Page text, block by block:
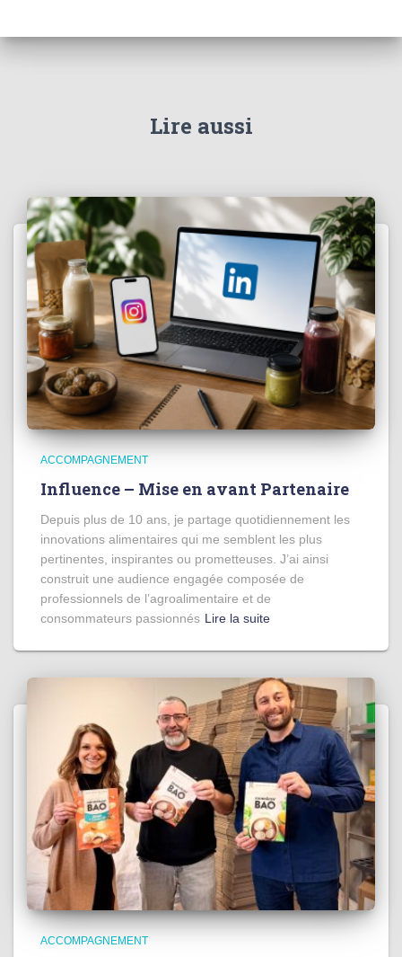
Lire aussi
ACCOMPAGNEMENT
Influence – Mise en avant Partenaire
Depuis plus de 10 ans, je partage quotidiennement les
innovations alimentaires qui me semblent les plus
pertinentes, inspirantes ou prometteuses. J’ai ainsi
construit une audience engagée composée de
professionnels de l’agroalimentaire et de
consommateurs passionnés Lire la suite
ACCOMPAGNEMENT